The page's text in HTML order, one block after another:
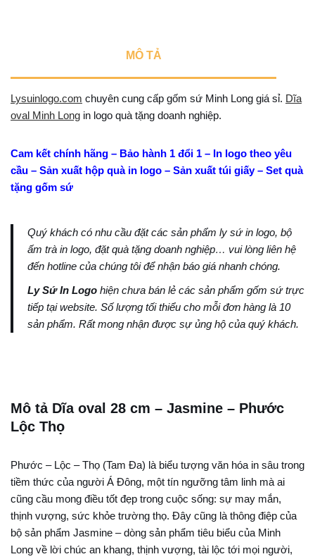
MÔ TẢ
Lysuinlogo.com chuyên cung cấp gốm sứ Minh Long giá sỉ. Dĩa
oval Minh Long in logo quà tặng doanh nghiệp.
Cam kết chính hãng – Bảo hành 1 đổi 1 – In logo theo yêu
cầu – Sản xuất hộp quà in logo – Sản xuất túi giấy – Set quà
tặng gốm sứ
Quý khách có nhu cầu đặt các sản phẩm ly sứ in logo, bộ
ấm trà in logo, đặt quà tặng doanh nghiệp… vui lòng liên hệ
đến hotline của chúng tôi để nhận báo giá nhanh chóng.
Ly Sứ In Logo hiện chưa bán lẻ các sản phẩm gốm sứ trực
tiếp tại website. Số lượng tối thiểu cho mỗi đơn hàng là 10
sản phẩm. Rất mong nhận được sự ủng hộ của quý khách.
Mô tả Dĩa oval 28 cm – Jasmine – Phước
Lộc Thọ
Phước – Lộc – Thọ (Tam Đa) là biểu tượng văn hóa in sâu trong
tiềm thức của người Á Đông, một tín ngưỡng tâm linh mà ai
cũng cầu mong điều tốt đẹp trong cuộc sống: sự may mắn,
thịnh vượng, sức khỏe trường thọ. Đây cũng là thông điệp của
bộ sản phẩm Jasmine – dòng sản phẩm tiêu biểu của Minh
Long về lời chúc an khang, thịnh vượng, tài lộc tới mọi người,